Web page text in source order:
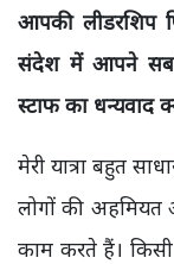
आपकी लीडरशिप
संदेश में आपने सबसे
स्टाफ का धन्यवाद
मेरी यात्रा बहुत
लोगों की अहमियत
काम करते हैं।